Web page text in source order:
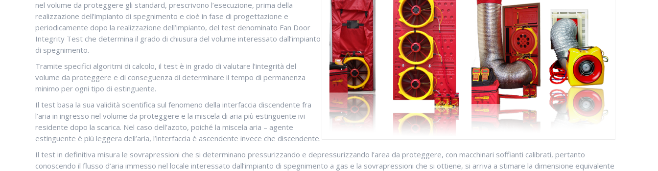
nel volume da proteggere gli standard, prescrivono l’esecuzione, prima della
realizzazione dell’impianto di spegnimento e cioè in fase di progettazione e
periodicamente dopo la realizzazione dell’impianto, del test denominato Fan Door
Integrity Test che determina il grado di chiusura del volume interessato dall’impianto
di spegnimento.
Tramite specifici algoritmi di calcolo, il test è in grado di valutare l’integrità del
volume da proteggere e di conseguenza di determinare il tempo di permanenza
minimo per ogni tipo di estinguente.
Il test basa la sua validità scientifica sul fenomeno della interfaccia discendente fra
l’aria in ingresso nel volume da proteggere e la miscela di aria più estinguente ivi
residente dopo la scarica. Nel caso dell’azoto, poiché la miscela aria – agente
estinguente è più leggera dell’aria, l’interfaccia è ascendente invece che discendente.
Il test in definitiva misura le sovrapressioni che si determinano pressurizzando e depressurizzando l’area da proteggere, con macchinari soffianti calibrati, pertanto
conoscendo il flusso d’aria immesso nel locale interessato dall’impianto di spegnimento a gas e la sovrapressioni che si ottiene, si arriva a stimare la dimensione equivalente